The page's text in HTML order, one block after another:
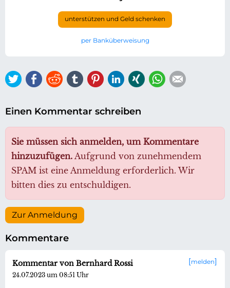
unterstützen und Geld schenken
per Banküberweisung
TwitterFacebook
ReddittumblrPinterestLinkedIn
Xing WhatsApp
Einen Kommentar schreiben
Sie müssen sich anmelden, um Kommentare
hinzuzufügen. Aufgrund von zunehmendem
SPAM ist eine Anmeldung erforderlich. Wir
bitten dies zu entschuldigen.
Zur Anmeldung
Kommentare
melden
Kommentar von Bernhard Rossi
24.07.2023 um 08:51 Uhr